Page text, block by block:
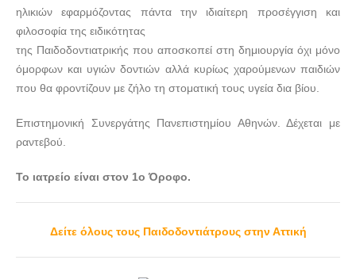
ηλικιών εφαρμόζοντας πάντα την ιδιαίτερη προσέγγιση και
φιλοσοφία της ειδικότητας
της Παιδοδοντιατρικής που αποσκοπεί στη δημιουργία όχι μόνο
όμορφων και υγιών δοντιών αλλά κυρίως χαρούμενων παιδιών
που θα φροντίζουν με ζήλο τη στοματική τους υγεία δια βίου.
Επιστημονική Συνεργάτης Πανεπιστημίου Αθηνών. Δέχεται με
ραντεβού.
Το ιατρείο είναι στον 1ο Όροφο.
Δείτε όλους τους Παιδοδοντιάτρους στην Αττική